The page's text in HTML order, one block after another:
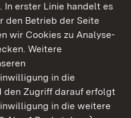
In erster Linie handelt es
den Betrieb der Seite
wir Cookies zu Analyse-
Weitere
in die
den Zugriff darauf erfolgt
in die weitere
Baden-Württemberg